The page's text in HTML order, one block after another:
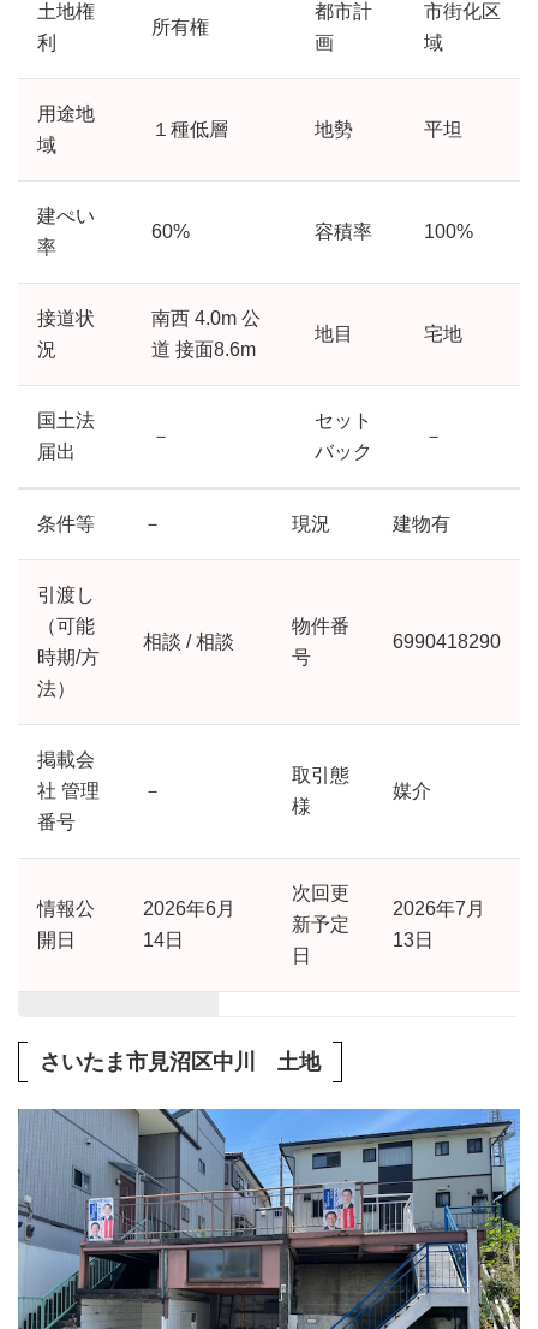
土地権
利
所有権
都市計
画
市街化区
域
用途地
域
１種低層 地勢 平坦
建ぺい
率
60% 容積率 100%
接道状
況
南西 4.0m 公
道 接面8.6m
地目 宅地
国土法
届出
－
セット
バック
－
条件等 － 現況 建物有
引渡し
（可能
時期/方
法）
相談 / 相談
物件番
号
6990418290
掲載会
社 管理
番号
－
取引態
様
媒介
情報公
開日
2026年6月
14日
次回更
新予定
日
2026年7月
13日
さいたま市見沼区中川 土地